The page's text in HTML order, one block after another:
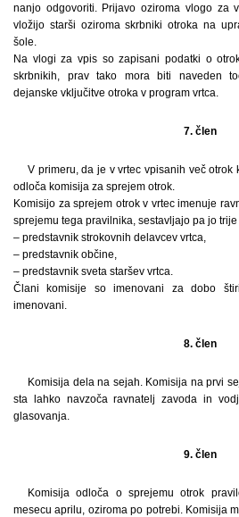
nanjo odgovoriti. Prijavo oziroma vlogo za
vložijo starši oziroma skrbniki otroka na
šole.
Na vlogi za vpis so zapisani podatki o
skrbnikih, prav tako mora biti naveden
dejanske vključitve otroka v program vrtca.
7. člen
V primeru, da je v vrtec vpisanih več otrok
odloča komisija za sprejem otrok.
Komisijo za sprejem otrok v vrtec imenuje
sprejemu tega pravilnika, sestavljajo pa jo
– predstavnik strokovnih delavcev vrtca,
– predstavnik občine,
– predstavnik sveta staršev vrtca.
Člani komisije so imenovani za dobo
imenovani.
8. člen
Komisija dela na sejah. Komisija na prvi
sta lahko navzoča ravnatelj zavoda in
glasovanja.
9. člen
Komisija odloča o sprejemu otrok
mesecu aprilu, oziroma po potrebi. Komisija